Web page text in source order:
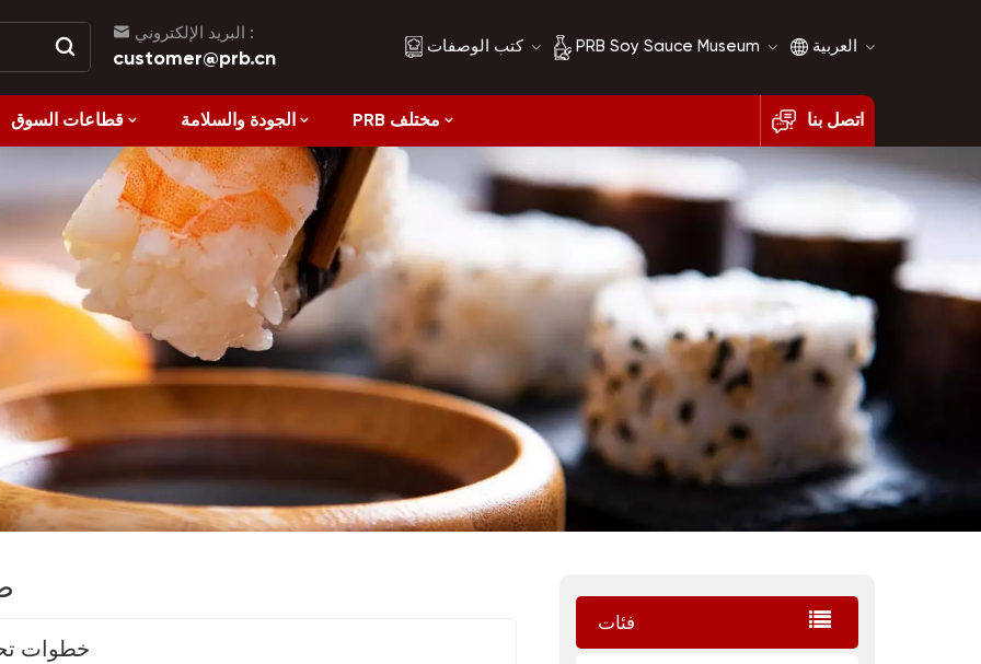
البريد الإلكتروني :
customer@prb.cn كتب الوصفات
الوصفات
الأكل الصحي
PRB Soy Sauce Museum
تاريخ صلصة الصويا
مقارنة صلصة الصويا
العربية
English
français
العربية
قطاعات السوق الجودة والسلامة PRB مختلف اتصل بنا
فئات
خطوات